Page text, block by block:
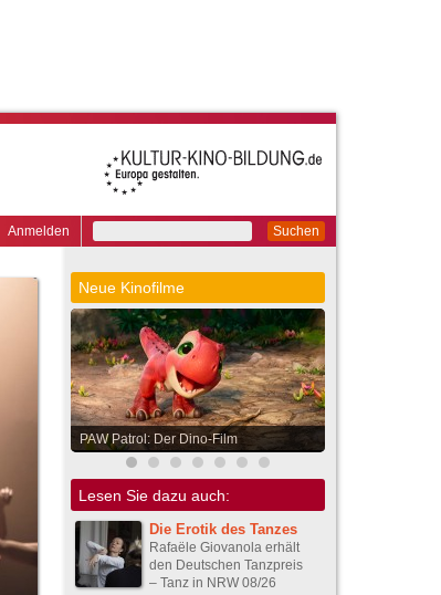
Suchen
Anmelden
Neue Kinofilme
PAW Patrol: Der Dino-Film
Lesen Sie dazu auch:
Die Erotik des Tanzes
Rafaële Giovanola erhält
den Deutschen Tanzpreis
– Tanz in NRW 08/26